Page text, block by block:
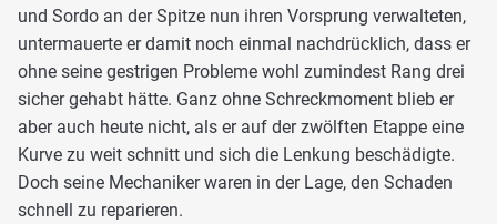
und Sordo an der Spitze nun ihren Vorsprung verwalteten,
untermauerte er damit noch einmal nachdrücklich, dass er
ohne seine gestrigen Probleme wohl zumindest Rang drei
sicher gehabt hätte. Ganz ohne Schreckmoment blieb er
aber auch heute nicht, als er auf der zwölften Etappe eine
Kurve zu weit schnitt und sich die Lenkung beschädigte.
Doch seine Mechaniker waren in der Lage, den Schaden
schnell zu reparieren.